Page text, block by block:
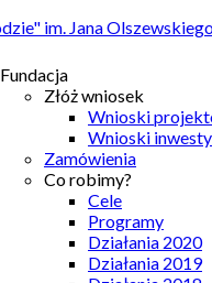
Fundacja
Złóż wniosek
Wnioski
Wnioski
Zamówienia
Co robimy?
Cele
Programy
Działania 2020
Działania 2019